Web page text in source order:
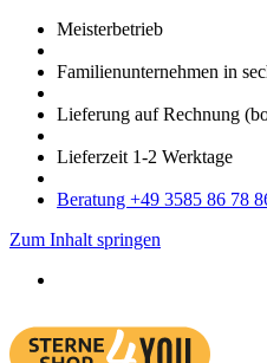
Meister­betrieb
Familien­unter­nehmen in
Lieferung auf Rech­nung
Liefer­zeit 1-2 Werk­tage
Bera­tung +49 3585 86 78
Zum Inhalt springen